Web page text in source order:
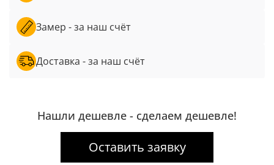
Замер - за наш счёт
Доставка - за наш счёт
Нашли дешевле - сделаем дешевле!
Оставить заявку